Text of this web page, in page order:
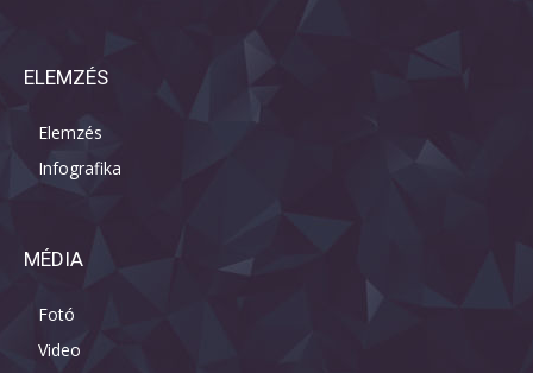
ELEMZÉS
Elemzés
Infografika
MÉDIA
Fotó
Video